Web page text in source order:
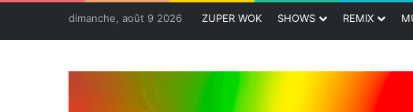
dimanche, août 9 2026 ZUPER WOK SHOWS REMIX